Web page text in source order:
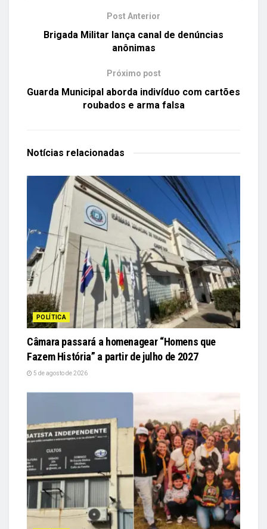
Post Anterior
Brigada Militar lança canal de denúncias
anônimas
Próximo post
Guarda Municipal aborda indivíduo com cartões
roubados e arma falsa
Notícias relacionadas
POLÍTICA
Câmara passará a homenagear “Homens que
Fazem História” a partir de julho de 2027
5 de agosto de 2026